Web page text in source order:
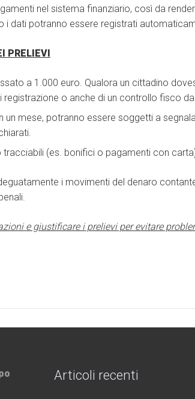
nel sistema finanziario, così da
dati potranno essere registrati
PRELIEVI
a 1.000 euro. Qualora un cittadino
o anche di un controllo fisco da
un mese, potranno essere soggetti a
(es. bonifici o pagamenti con
i movimenti del denaro
e giustificare i prelievi per evitare
Articoli recenti